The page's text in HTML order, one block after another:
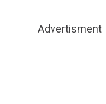
Advertisment